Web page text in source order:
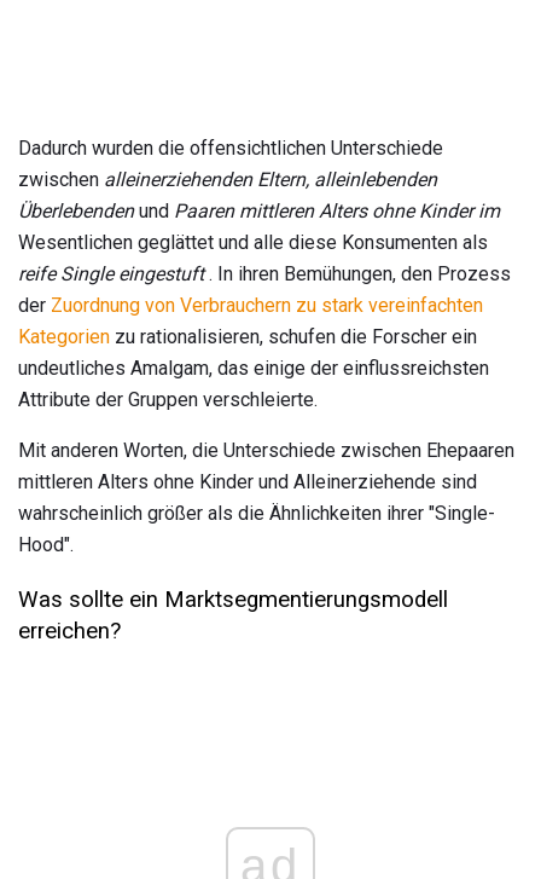
Dadurch wurden die offensichtlichen Unterschiede
zwischen alleinerziehenden Eltern, alleinlebenden
Überlebendenund Paaren mittleren Alters ohne Kinder im
Wesentlichen geglättet und alle diese Konsumenten als
reife Single eingestuft. In ihren Bemühungen, den Prozess
der Zuordnung von Verbrauchern zu stark vereinfachten
Kategorien zu rationalisieren, schufen die Forscher ein
undeutliches Amalgam, das einige der einflussreichsten
Attribute der Gruppen verschleierte.
Mit anderen Worten, die Unterschiede zwischen Ehepaaren
mittleren Alters ohne Kinder und Alleinerziehende sind
wahrscheinlich größer als die Ähnlichkeiten ihrer "Single-
Hood".
Was sollte ein Marktsegmentierungsmodell
erreichen?
ad